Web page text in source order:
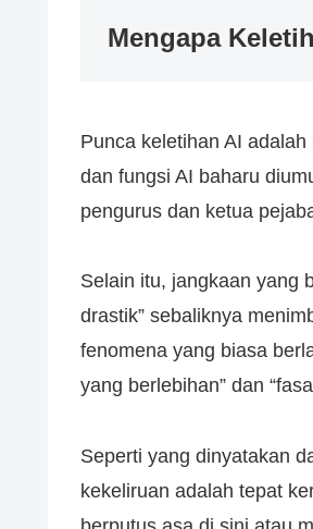
Mengapa
Punca keletihan AI
dan fungsi AI baharu
pengurus dan ketua
Selain itu, jangkaan yang
drastik” sebaliknya
fenomena yang biasa
yang berlebihan” dan
Seperti yang dinyatakan
kekeliruan adalah tepat